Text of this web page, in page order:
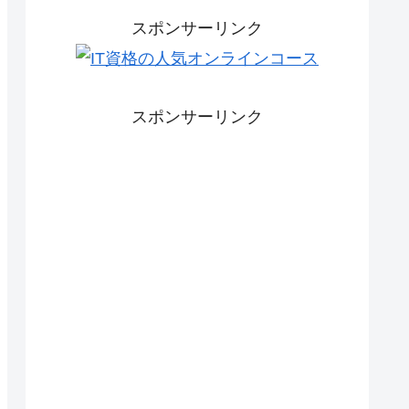
スポンサーリンク
スポンサーリンク